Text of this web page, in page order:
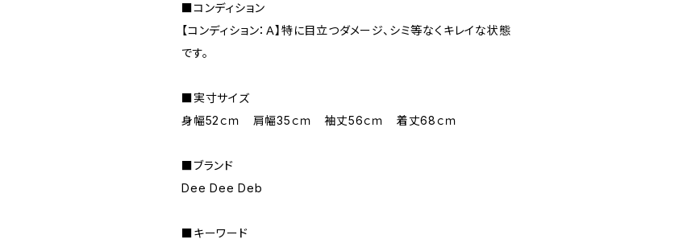
■コンディション
【コンディション：Ａ】特に目立つダメージ、シミ等なくキレイな状態
です。
■実寸サイズ
身幅52ｃｍ 肩幅35ｃｍ 袖丈56ｃｍ 着丈68ｃｍ
■ブランド
Dee Dee Deb
■キーワード